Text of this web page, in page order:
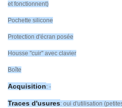
et fonctionnent)
Pochette silicone
Protection d'écran posée
Housse "cuir" avec clavier
Boîte
Acquisition: -
Traces d'usures: oui d'utilisation